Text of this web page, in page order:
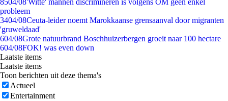
8504/08'Witte' mannen discrimineren is volgens OM geen enkel
probleem
3404/08Ceuta-leider noemt Marokkaanse grensaanval door migranten
'gruweldaad'
604/08Grote natuurbrand Boschhuizerbergen groeit naar 100 hectare
604/08FOK! was even down
Laatste items
Laatste items
Toon berichten uit deze thema's
Actueel
Entertainment